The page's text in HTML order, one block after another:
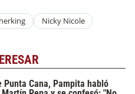
Nicky Nicole
Punta Cana, Pampita habló